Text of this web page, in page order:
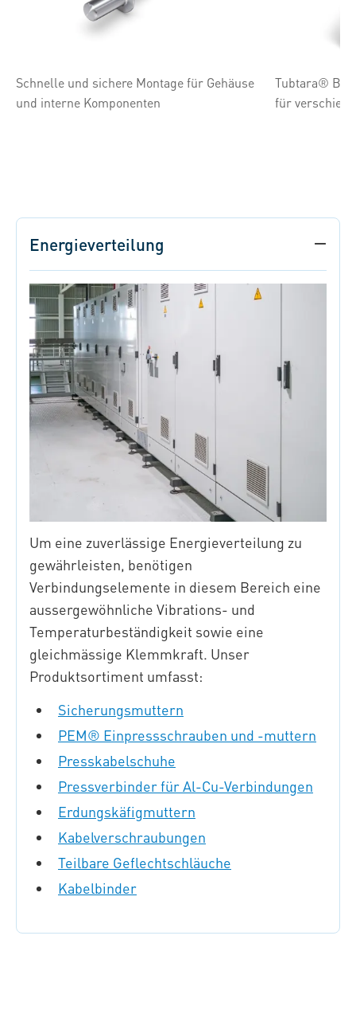
Schnelle und sichere Montage für Gehäuse
und interne Komponenten
Tubtara®
für
Energieverteilung
Um eine zuverlässige Energieverteilung zu
gewährleisten, benötigen
Verbindungselemente in diesem Bereich eine
aussergewöhnliche Vibrations- und
Temperaturbeständigkeit sowie eine
gleichmässige Klemmkraft. Unser
Produktsortiment umfasst:
Sicherungsmuttern
PEM® Einpressschrauben und -muttern
Presskabelschuhe
Pressverbinder für Al-Cu-Verbindungen
Erdungskäfigmuttern
Kabelverschraubungen
Teilbare Geflechtschläuche
Kabelbinder